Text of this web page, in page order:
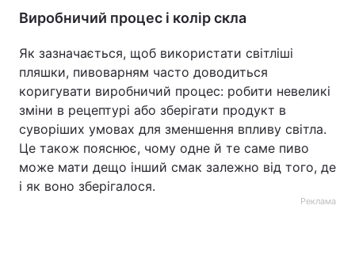
Виробничий процес і колір скла
Як зазначається, щоб використати світліші
пляшки, пивоварням часто доводиться
коригувати виробничий процес: робити невеликі
зміни в рецептурі або зберігати продукт в
суворіших умовах для зменшення впливу світла.
Це також пояснює, чому одне й те саме пиво
може мати дещо інший смак залежно від того, де
і як воно зберігалося.
Реклама